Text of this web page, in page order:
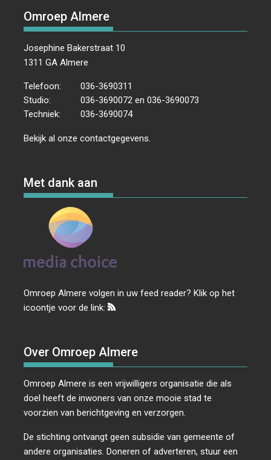
Omroep Almere
Josephine Bakerstraat 10
1311 GA Almere
Telefoon:
036-3690311
Studio:
036-3690072 en 036-3690073
Techniek:
036-3690074
Bekijk al onzecontactgegevens
Met dank aan
Omroep Almere volgen in uw feed reader? Klik op het
icoontje voor de link:
Over Omroep Almere
Omroep Almere is een vrijwilligers organisatie die als
doel heeft de inwoners van onze mooie stad te
voorzien van berichtgeving en verzorgen.
De stichting ontvangt geen subsidie van gemeente of
andere organisaties. Doneren of adverteren, stuur een